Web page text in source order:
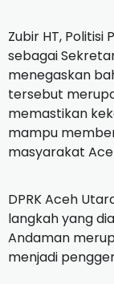
Zubir HT,
sebagai
menegaskan
tersebut
memastikan
mampu
masyarakat
DPRK Aceh
langkah yang
Andaman
menjadi